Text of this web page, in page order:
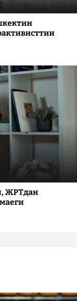
ЖРТдан